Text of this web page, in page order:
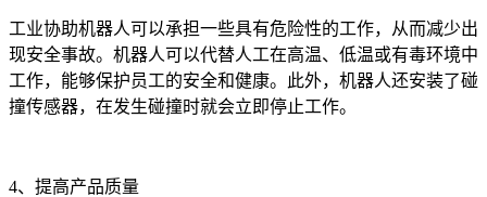
工业协助机器人可以承担一些具有危险性的工作，从而减少出
现安全事故。机器人可以代替人工在高温、低温或有毒环境中
工作，能够保护员工的安全和健康。此外，机器人还安装了碰
撞传感器，在发生碰撞时就会立即停止工作。
4、提高产品质量